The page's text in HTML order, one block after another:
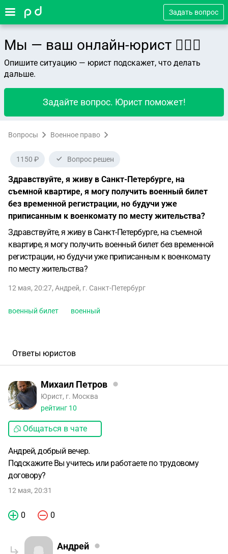
Задать вопрос
Мы — ваш онлайн-юрист 👨🏻‍⚖️
Опишите ситуацию — юрист подскажет, что делать
дальше.
Задайте вопрос. Юрист поможет!
Вопросы Военное право
1150 ₽ Вопрос решен
Здравствуйте, я живу в Санкт-Петербурге, на
съемной квартире, я могу получить военный билет
без временной регистрации, но будучи уже
приписанным к военкомату по месту жительства?
Здравствуйте, я живу в Санкт-Петербурге, на съемной
квартире, я могу получить военный билет без временной
регистрации, но будучи уже приписанным к военкомату
по месту жительства?
12 мая, 20:27, Андрей, г. Санкт-Петербург
военный билет военный
Ответы юристов
Михаил Петров
Юрист, г. Москва
рейтинг 10
Общаться в чате
Андрей, добрый вечер.
Подскажите Вы учитесь или работаете по трудовому
договору?
12 мая, 20:31
0 0
Андрей